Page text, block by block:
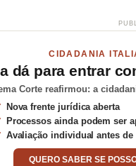
CIDADANIA
dá para entrar
Corte reafirmou: a
Nova frente jurídica aberta
Processos ainda podem ser
Avaliação individual antes
QUERO SABER SE